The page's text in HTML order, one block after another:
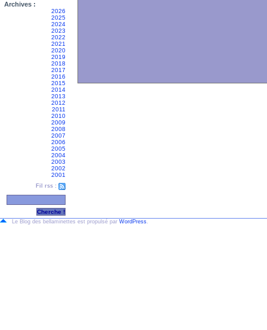
Archives :
2026
2025
2024
2023
2022
2021
2020
2019
2018
2017
2016
2015
2014
2013
2012
2011
2010
2009
2008
2007
2006
2005
2004
2003
2002
2001
Fil rss :
Le Blog des bellaminettes est propulsé par WordPress.